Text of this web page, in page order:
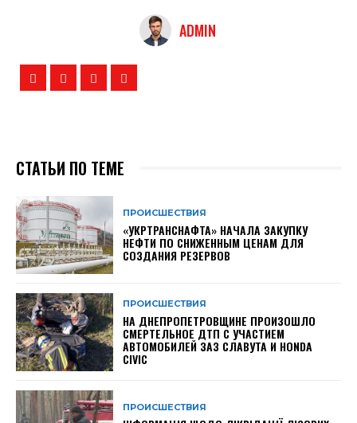
ADMIN
СТАТЬИ ПО ТЕМЕ
ПРОИСШЕСТВИЯ
«УКРТРАНСНАФТА» НАЧАЛА ЗАКУПКУ
НЕФТИ ПО СНИЖЕННЫМ ЦЕНАМ ДЛЯ
СОЗДАНИЯ РЕЗЕРВОВ
ПРОИСШЕСТВИЯ
НА ДНЕПРОПЕТРОВЩИНЕ ПРОИЗОШЛО
СМЕРТЕЛЬНОЕ ДТП С УЧАСТИЕМ
АВТОМОБИЛЕЙ ЗАЗ СЛАВУТА И HONDA
CIVIC
ПРОИСШЕСТВИЯ